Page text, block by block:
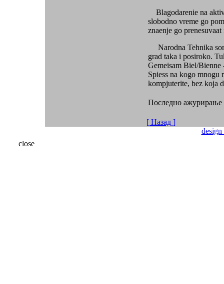
Blagodarenie na
slobodno vreme go
znaenje go
Narodna Tehnika
grad taka i posiroko.
Gemeisam Biel/
Spiess na kogo mnogu
kompjuterite, bez koja
Последно ажурирање
[ Назад ]
close